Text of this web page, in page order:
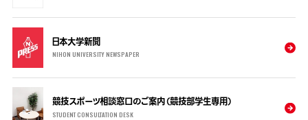
日本大学新聞
NIHON UNIVERSITY NEWSPAPER
競技スポーツ相談窓口のご案内（競技部学生専用）
STUDENT CONSULTATION DESK